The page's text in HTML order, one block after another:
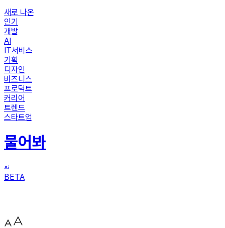
새로 나온
인기
개발
AI
IT서비스
기획
디자인
비즈니스
프로덕트
커리어
트렌드
스타트업
물어봐
BETA